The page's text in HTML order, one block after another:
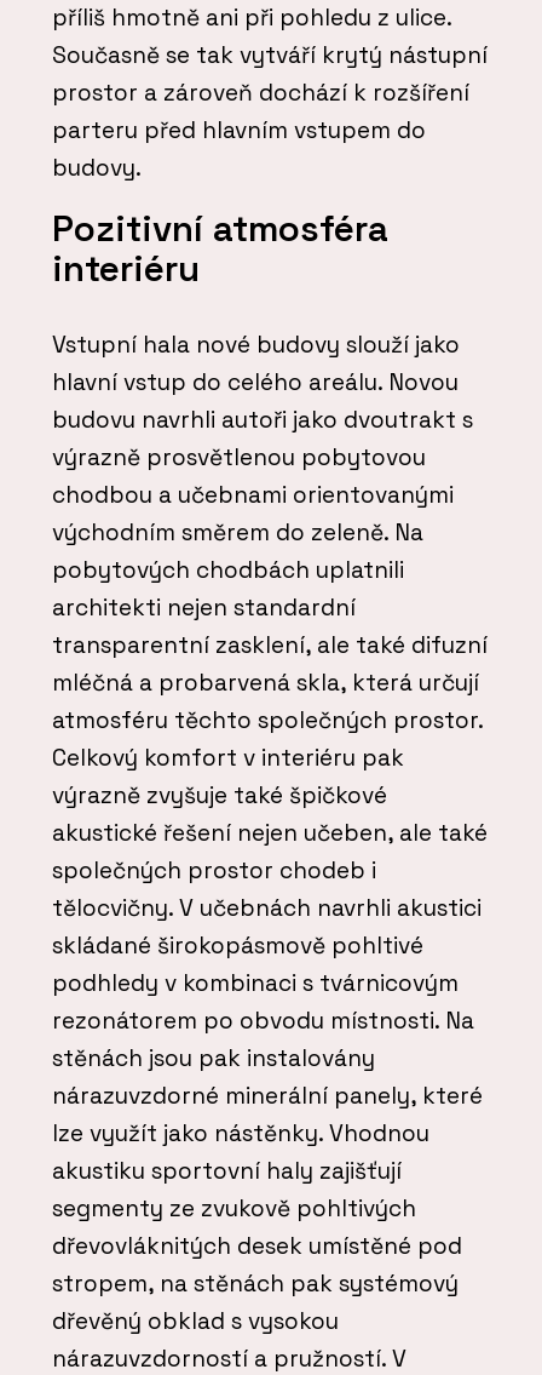
příliš hmotně ani při pohledu z ulice.
Současně se tak vytváří krytý nástupní
prostor a zároveň dochází k rozšíření
parteru před hlavním vstupem do
budovy.
Pozitivní atmosféra
interiéru
Vstupní hala nové budovy slouží jako
hlavní vstup do celého areálu. Novou
budovu navrhli autoři jako dvoutrakt s
výrazně prosvětlenou pobytovou
chodbou a učebnami orientovanými
východním směrem do zeleně. Na
pobytových chodbách uplatnili
architekti nejen standardní
transparentní zasklení, ale také difuzní
mléčná a probarvená skla, která určují
atmosféru těchto společných prostor.
Celkový komfort v interiéru pak
výrazně zvyšuje také špičkové
akustické řešení nejen učeben, ale také
společných prostor chodeb i
tělocvičny. V učebnách navrhli akustici
skládané širokopásmově pohltivé
podhledy v kombinaci s tvárnicovým
rezonátorem po obvodu místnosti. Na
stěnách jsou pak instalovány
nárazuvzdorné minerální panely, které
lze využít jako nástěnky. Vhodnou
akustiku sportovní haly zajišťují
segmenty ze zvukově pohltivých
dřevovláknitých desek umístěné pod
stropem, na stěnách pak systémový
dřevěný obklad s vysokou
nárazuvzdorností a pružností. V